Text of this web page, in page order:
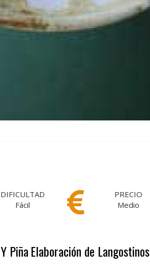
DIFICULTAD
Fácil
PRECIO
Medio
PiñaElaboración de Langostinos